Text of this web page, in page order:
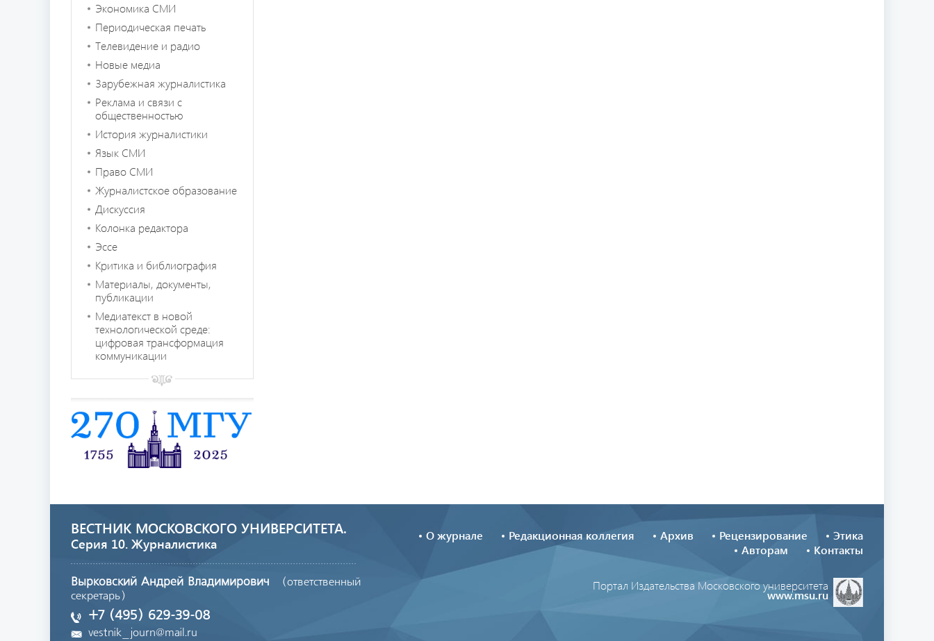
Экономика СМИ
Периодическая печать
Телевидение и радио
Новые медиа
Зарубежная журналистика
Реклама и связи с
общественностью
История журналистики
Язык СМИ
Право СМИ
Журналистское образование
Дискуссия
Колонка редактора
Эссе
Критика и библиография
Материалы, документы,
публикации
Медиатекст в новой
технологической среде:
цифровая трансформация
коммуникации
ВЕСТНИК МОСКОВСКОГО УНИВЕРСИТЕТА.
Серия 10. Журналистика
Вырковский Андрей Владимирович (ответственный
секретарь)
+7 (495) 629-39-08
vestnik_journ@mail.ru
О журнале Редакционная коллегия Архив Рецензирование
Этика
Авторам
Контакты
Портал Издательства Московского университета
www.msu.ru